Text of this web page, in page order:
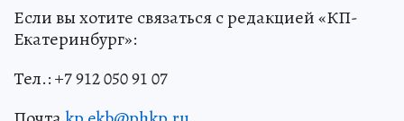
Если вы хотите связаться с редакцией «КП-
Екатеринбург»:
Тел.: +7 912 050 91 07